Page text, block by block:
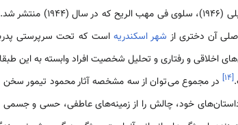
آن دختری از شهر اسکندریهاست که تحت سرپرستی
اخلاقی و رفتاری و تحلیل شخصیت افراد وابسته به این
[۱۴] در مجموع می‌توان از سه مشخصه آثار محمود تیمور
خود، چالش را از زمینه‌های عاطفی، حسی و جسمی